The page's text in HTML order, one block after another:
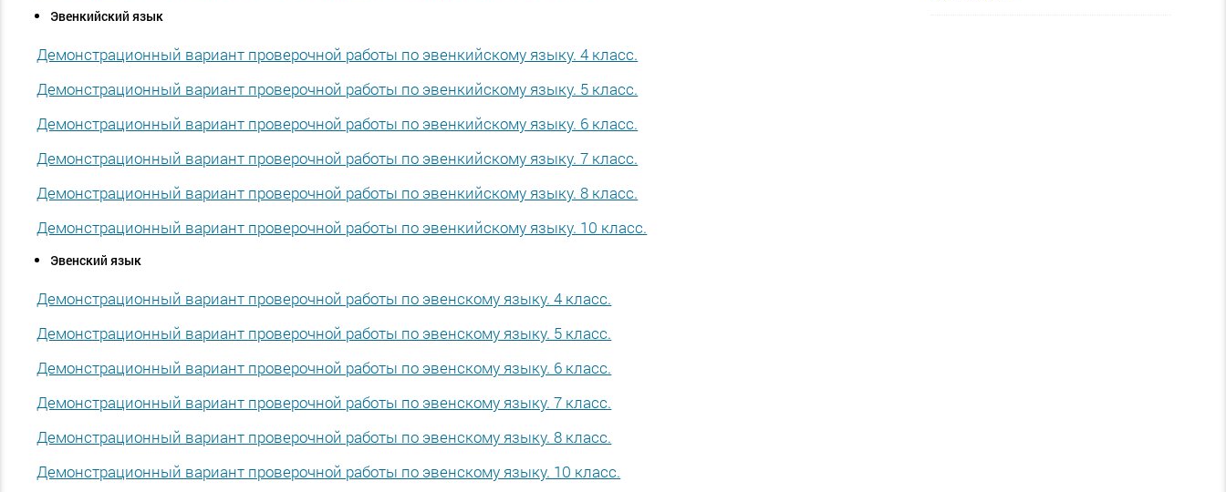
Эвенкийский язык
Демонстрационный вариант проверочной работы по эвенкийскому языку. 4 класс.
Демонстрационный вариант проверочной работы по эвенкийскому языку. 5 класс.
Демонстрационный вариант проверочной работы по эвенкийскому языку. 6 класс.
Демонстрационный вариант проверочной работы по эвенкийскому языку. 7 класс.
Демонстрационный вариант проверочной работы по эвенкийскому языку. 8 класс.
Демонстрационный вариант проверочной работы по эвенкийскому языку. 10 класс.
Эвенский язык
Демонстрационный вариант проверочной работы по эвенскому языку. 4 класс.
Демонстрационный вариант проверочной работы по эвенскому языку. 5 класс.
Демонстрационный вариант проверочной работы по эвенскому языку. 6 класс.
Демонстрационный вариант проверочной работы по эвенскому языку. 7 класс.
Демонстрационный вариант проверочной работы по эвенскому языку. 8 класс.
Демонстрационный вариант проверочной работы по эвенскому языку. 10 класс.